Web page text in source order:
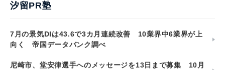
汐留PR塾
7月の景気DIは43.6で3カ月連続改善 10業界中6業界が上
向く 帝国データバンク調べ
尼崎市、堂安律選手へのメッセージを13日まで募集 10月